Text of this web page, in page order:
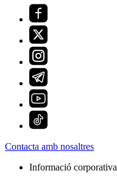
Contacta amb nosaltres
Informació corporativa